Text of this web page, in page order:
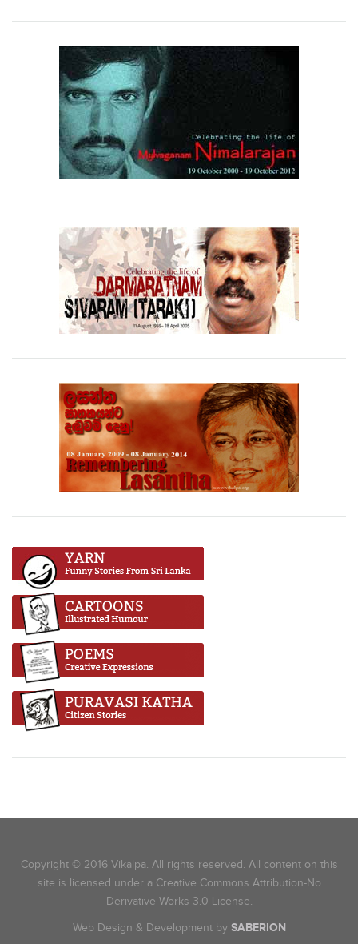
Copyright © 2016 Vikalpa. All rights reserved. All content on this
site is licensed under a Creative Commons Attribution-No
Derivative Works 3.0 License.
Web Design & Development by SABERION